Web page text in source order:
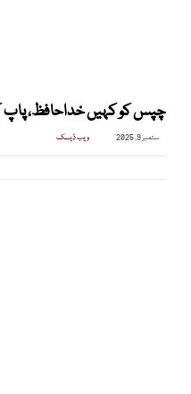
چپس کو کہیں خداحافظ، پاپ
ستمبر 9, 2025 ویب ڈیسک